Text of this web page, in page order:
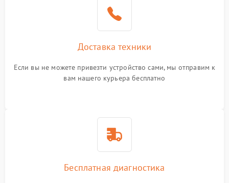
Доставка техники
Если вы не можете привезти устройство сами, мы отправим к
вам нашего курьера бесплатно
Бесплатная диагностика